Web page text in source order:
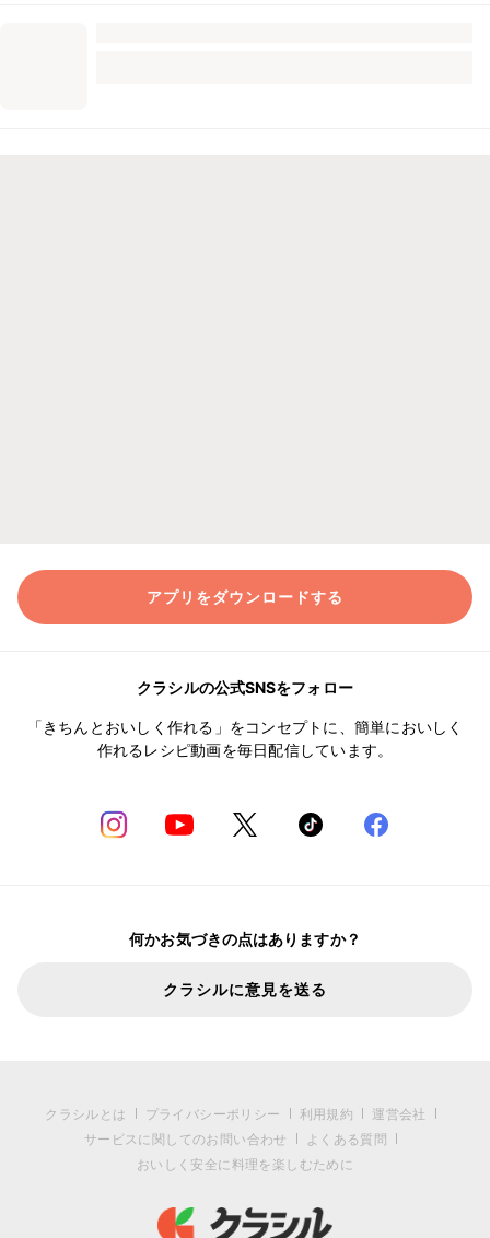
アプリをダウンロードする
クラシルの公式SNSをフォロー
「きちんとおいしく作れる」をコンセプトに、簡単においしく
作れるレシピ動画を毎日配信しています。
何かお気づきの点はありますか？
クラシルに意見を送る
クラシルとは プライバシーポリシー 利用規約
運営会社
サービスに関してのお問い合わせ
よくある質問
おいしく安全に料理を楽しむために